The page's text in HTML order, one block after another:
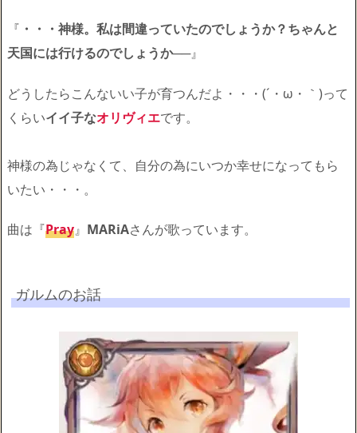
『 ・・・神様。私は間違っていたのでしょうか？ちゃんと
天国には行けるのでしょうか──』
どうしたらこんないい子が育つんだよ・・・(´・ω・｀)って
くらいイイ子なオリヴィエです。
神様の為じゃなくて、自分の為にいつか幸せになってもら
いたい・・・。
曲は『Pray』 MARiAさんが歌っています。
ガルムのお話